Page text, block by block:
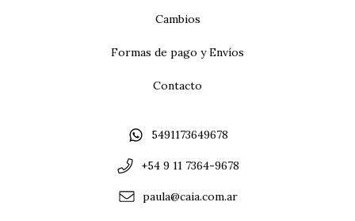
Cambios
Formas de pago y Envíos
Contacto
5491173649678
+54 9 11 7364-9678
paula@caia.com.ar